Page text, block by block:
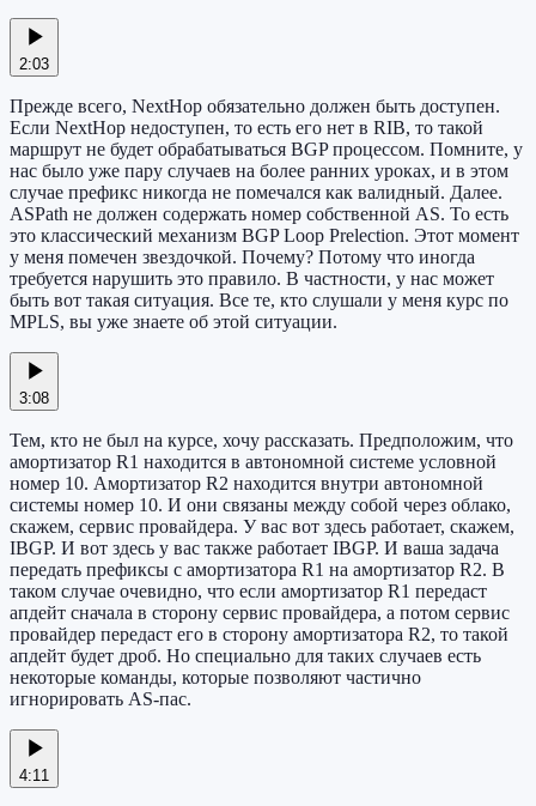
2:03
Прежде всего, NextHop обязательно должен быть доступен.
Если NextHop недоступен, то есть его нет в RIB, то такой
маршрут не будет обрабатываться BGP процессом. Помните, у
нас было уже пару случаев на более ранних уроках, и в этом
случае префикс никогда не помечался как валидный. Далее.
ASPath не должен содержать номер собственной AS. То есть
это классический механизм BGP Loop Prelection. Этот момент
у меня помечен звездочкой. Почему? Потому что иногда
требуется нарушить это правило. В частности, у нас может
быть вот такая ситуация. Все те, кто слушали у меня курс по
MPLS, вы уже знаете об этой ситуации.
3:08
Тем, кто не был на курсе, хочу рассказать. Предположим, что
амортизатор R1 находится в автономной системе условной
номер 10. Амортизатор R2 находится внутри автономной
системы номер 10. И они связаны между собой через облако,
скажем, сервис провайдера. У вас вот здесь работает, скажем,
IBGP. И вот здесь у вас также работает IBGP. И ваша задача
передать префиксы с амортизатора R1 на амортизатор R2. В
таком случае очевидно, что если амортизатор R1 передаст
апдейт сначала в сторону сервис провайдера, а потом сервис
провайдер передаст его в сторону амортизатора R2, то такой
апдейт будет дроб. Но специально для таких случаев есть
некоторые команды, которые позволяют частично
игнорировать AS-пас.
4:11